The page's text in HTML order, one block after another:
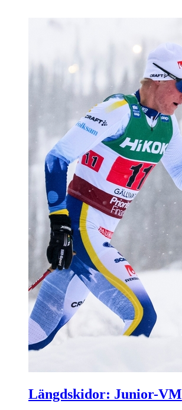
Längdskidor: Junior-VM